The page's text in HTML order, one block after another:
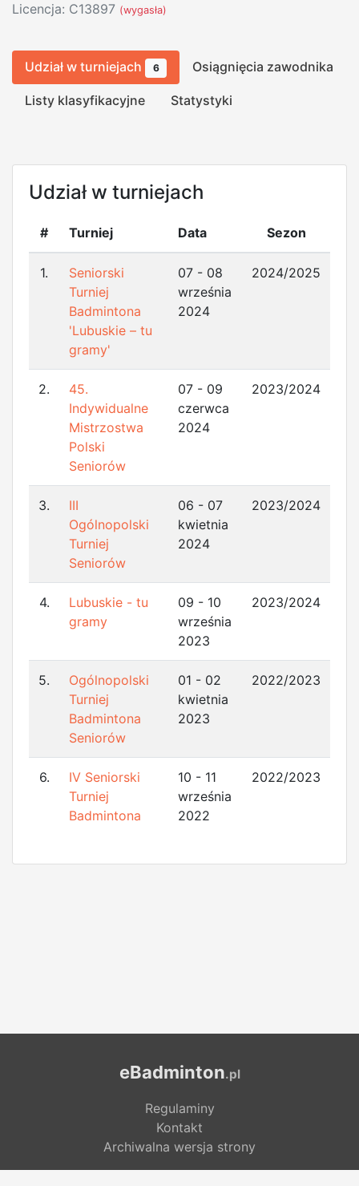
Licencja: C13897 (wygasła)
Udział w turniejach 6 Osiągnięcia zawodnika
Listy klasyfikacyjne Statystyki
Udział w turniejach
# Turniej Data Sezon
1.
Seniorski
Turniej
Badmintona
'Lubuskie – tu
gramy'
07 - 08
września
2024
2024/2025
2.
45.
Indywidualne
Mistrzostwa
Polski
Seniorów
07 - 09
czerwca
2024
2023/2024
3.
III
Ogólnopolski
Turniej
Seniorów
06 - 07
kwietnia
2024
2023/2024
4.
Lubuskie - tu
gramy
09 - 10
września
2023
2023/2024
5.
Ogólnopolski
Turniej
Badmintona
Seniorów
01 - 02
kwietnia
2023
2022/2023
6.
IV Seniorski
Turniej
Badmintona
10 - 11
września
2022
2022/2023
eBadminton.pl
Regulaminy
Kontakt
Archiwalna wersja strony